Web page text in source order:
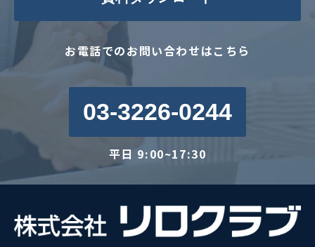
お電話でのお問い合わせはこちら
03-3226-0244
平日 9:00~17:30